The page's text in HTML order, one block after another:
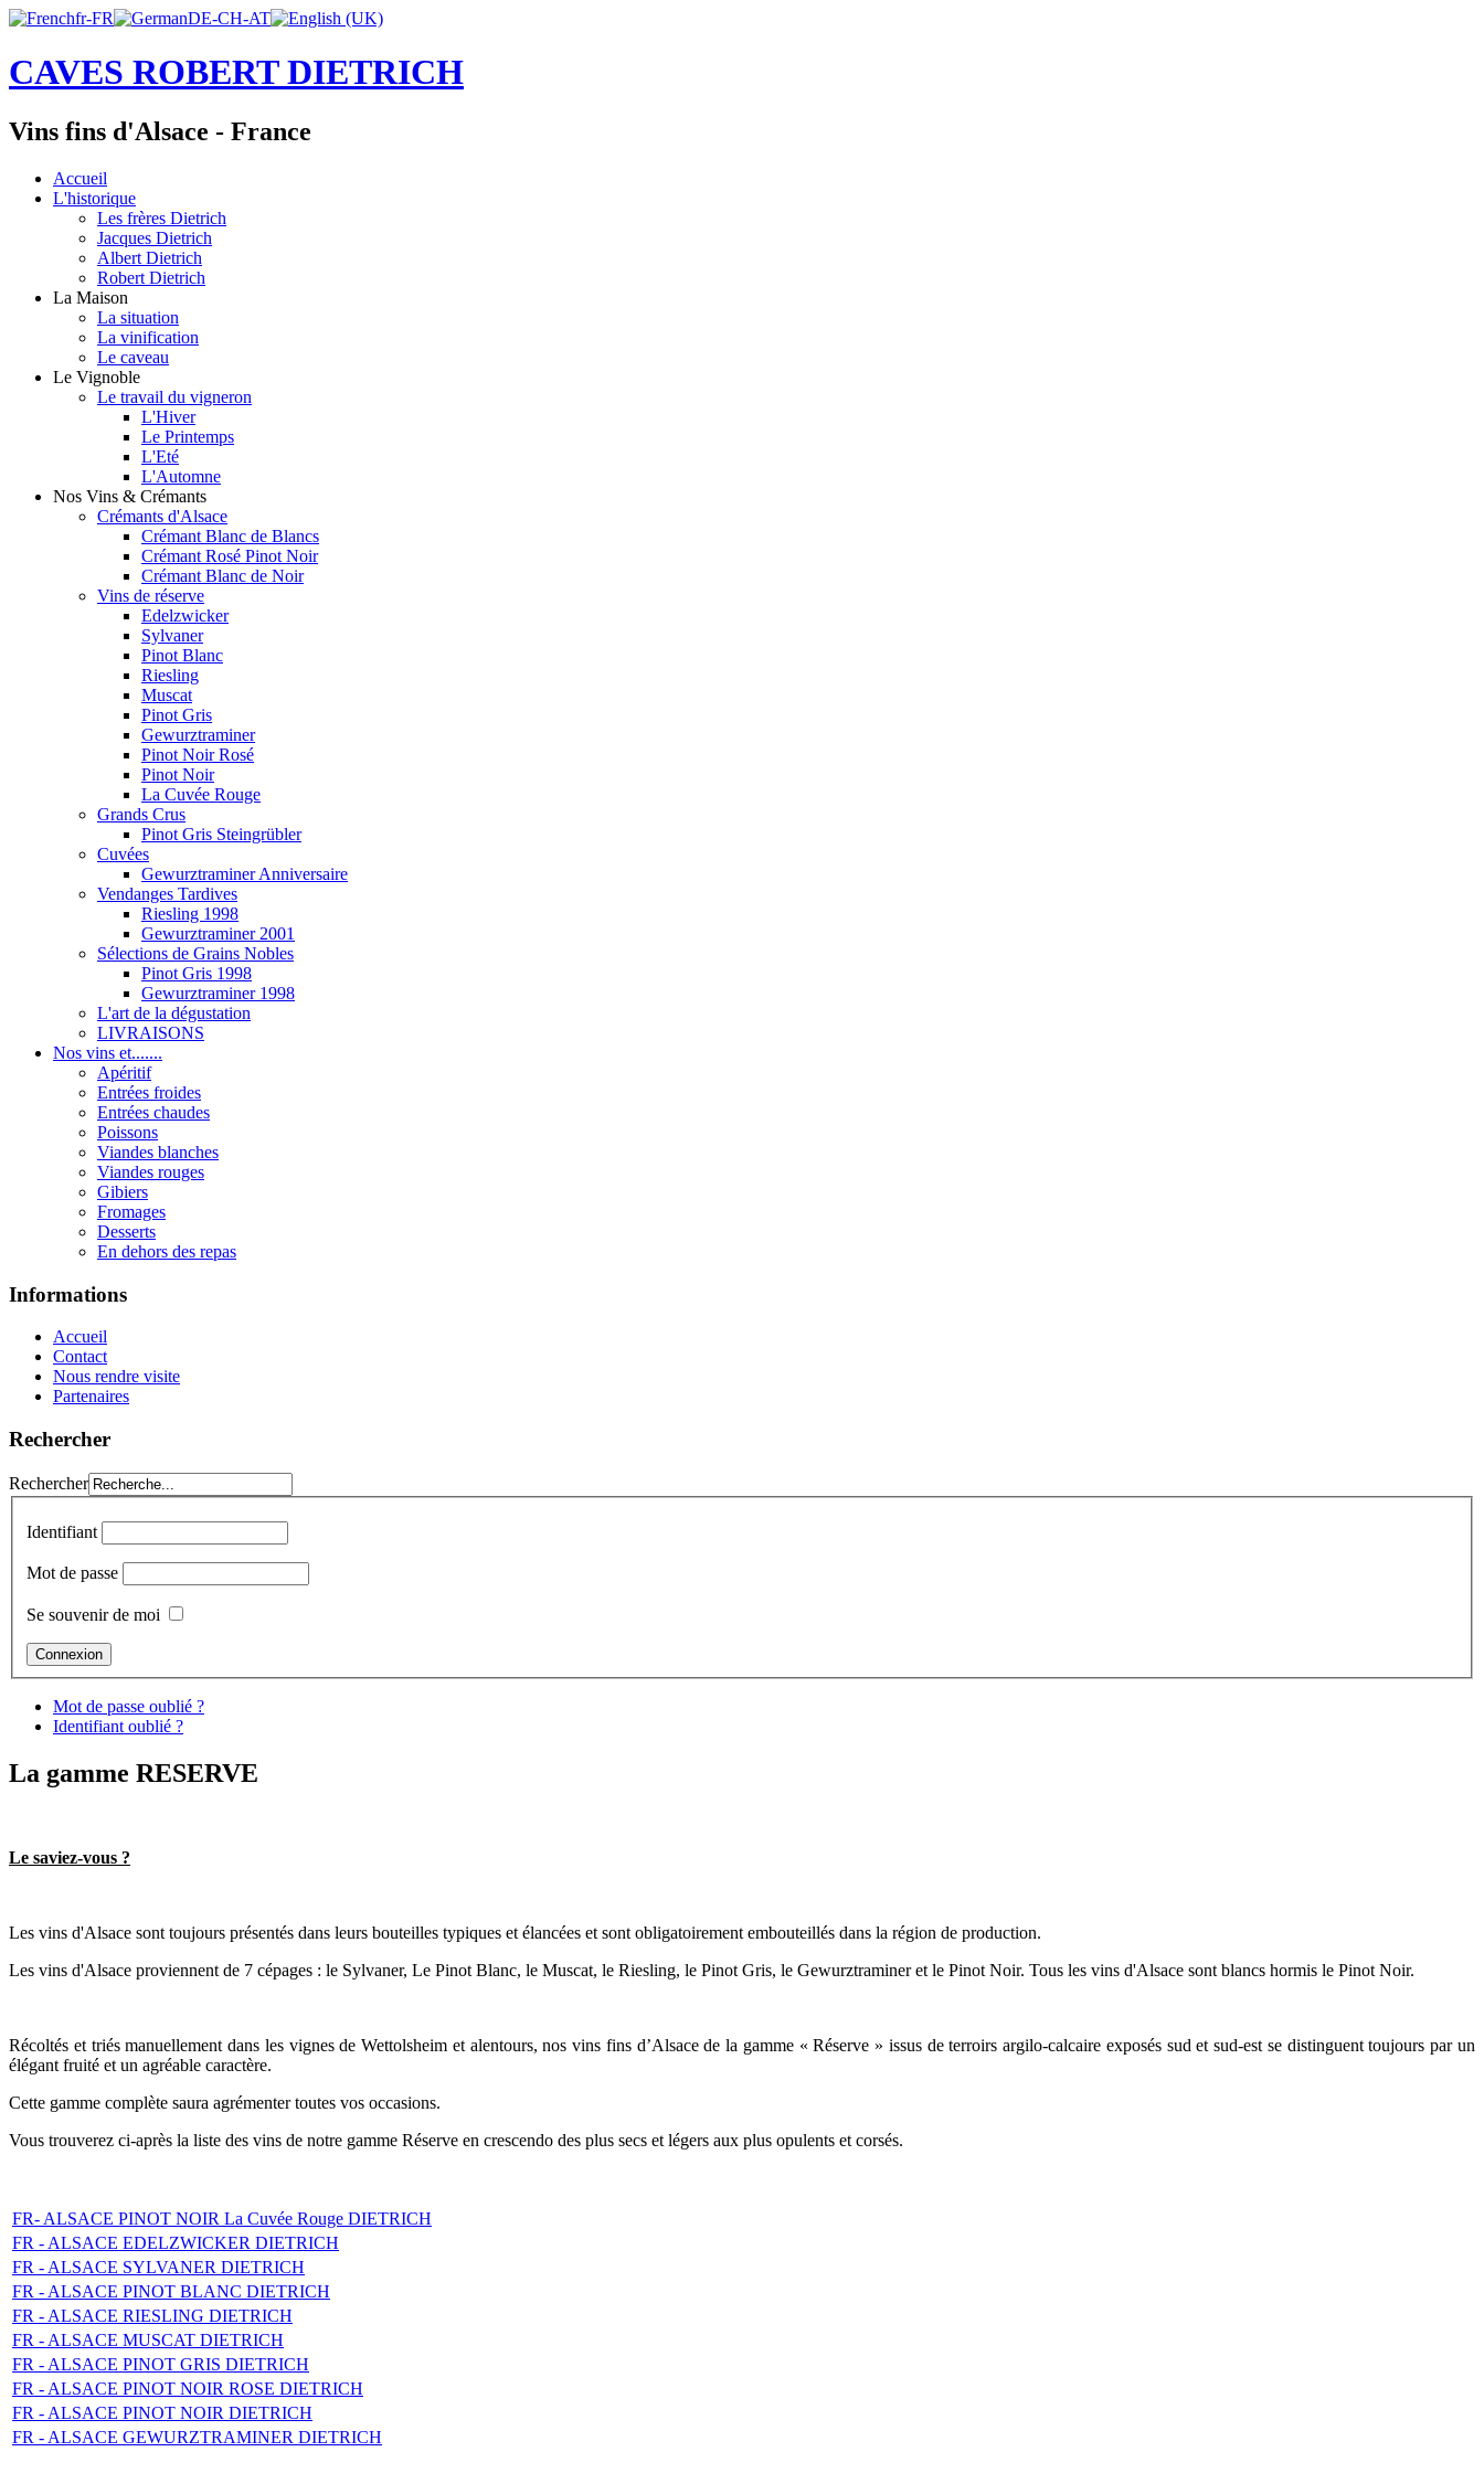
CAVES ROBERT DIETRICH
Vins fins d'Alsace - France
Accueil
L'historique
Les frères Dietrich
Jacques Dietrich
Albert Dietrich
Robert Dietrich
La Maison
La situation
La vinification
Le caveau
Le Vignoble
Le travail du vigneron
L'Hiver
Le Printemps
L'Eté
L'Automne
Nos Vins & Crémants
Crémants d'Alsace
Crémant Blanc de Blancs
Crémant Rosé Pinot Noir
Crémant Blanc de Noir
Vins de réserve
Edelzwicker
Sylvaner
Pinot Blanc
Riesling
Muscat
Pinot Gris
Gewurztraminer
Pinot Noir Rosé
Pinot Noir
La Cuvée Rouge
Grands Crus
Pinot Gris Steingrübler
Cuvées
Gewurztraminer Anniversaire
Vendanges Tardives
Riesling 1998
Gewurztraminer 2001
Sélections de Grains Nobles
Pinot Gris 1998
Gewurztraminer 1998
L'art de la dégustation
LIVRAISONS
Nos vins et.......
Apéritif
Entrées froides
Entrées chaudes
Poissons
Viandes blanches
Viandes rouges
Gibiers
Fromages
Desserts
En dehors des repas
Informations
Accueil
Contact
Nous rendre visite
Partenaires
Rechercher
Rechercher
Identifiant
Mot de passe
Se souvenir de moi
Mot de passe oublié ?
Identifiant oublié ?
La gamme RESERVE
Le saviez-vous ?
Les vins d'Alsace sont toujours présentés dans leurs bouteilles typiques et élancées et sont obligatoirement embouteillés dans la région de production.
Les vins d'Alsace proviennent de 7 cépages : le Sylvaner, Le Pinot Blanc, le Muscat, le Riesling, le Pinot Gris, le Gewurztraminer et le Pinot Noir. Tous les vins d'Alsace sont blancs hormis le Pinot Noir.
Récoltés et triés manuellement dans les vignes de Wettolsheim et alentours, nos vins fins d’Alsace de la gamme « Réserve » issus de terroirs argilo-calcaire exposés sud et sud-est se distinguent toujours par un
élégant fruité et un agréable caractère.
Cette gamme complète saura agrémenter toutes vos occasions.
Vous trouverez ci-après la liste des vins de notre gamme Réserve en crescendo des plus secs et légers aux plus opulents et corsés.
FR- ALSACE PINOT NOIR La Cuvée Rouge DIETRICH
FR - ALSACE EDELZWICKER DIETRICH
FR - ALSACE SYLVANER DIETRICH
FR - ALSACE PINOT BLANC DIETRICH
FR - ALSACE RIESLING DIETRICH
FR - ALSACE MUSCAT DIETRICH
FR - ALSACE PINOT GRIS DIETRICH
FR - ALSACE PINOT NOIR ROSE DIETRICH
FR - ALSACE PINOT NOIR DIETRICH
FR - ALSACE GEWURZTRAMINER DIETRICH